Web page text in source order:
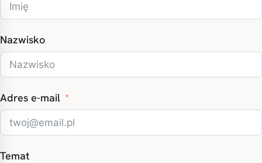
Nazwisko
Adres e-mail
Temat